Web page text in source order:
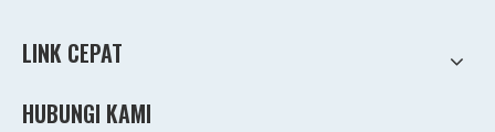
LINK CEPAT
HUBUNGI KAMI